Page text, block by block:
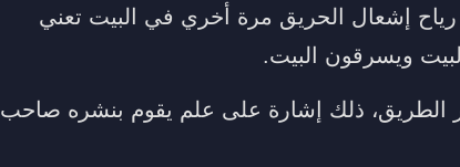
رياح إشعال الحريق مرة أخري في البيت تعني
ويسرقون البيت.
الطريق، ذلك إشارة على علم يقوم بنشره صاحب